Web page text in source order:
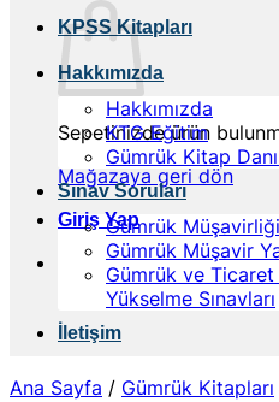
Sepetinizde ürün
Mağazaya geri dön
Giriş Yap
KPSS Kitapları
Hakkımızda
Hakkımızda
KTG Eğitim
Gümrük Kitap
Sınav Soruları
Gümrük Müşavirliği
Gümrük Müşavir
Gümrük ve Ticaret
Yükselme Sınavları
İletişim
Ana Sayfa / Gümrük Kitapları